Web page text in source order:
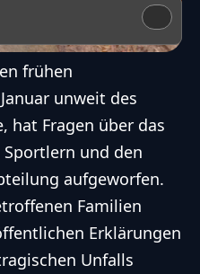
frühen
unweit des
hat Fragen über das
und den
aufgeworfen.
Familien
Erklärungen
Unfalls